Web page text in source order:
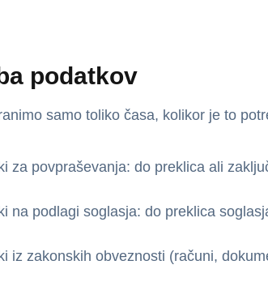
podatkov
samo toliko časa, kolikor je to
za povpraševanja: do preklica ali
na podlagi soglasja: do preklica
iz zakonskih obveznosti (računi,